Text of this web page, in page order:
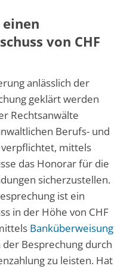
von CHF
anlässlich der
geklärt werden
Rechtsanwälte
Berufs- und
mittels
das Honorar für die
sicherzustellen.
ist ein
in der Höhe von CHF
Banküberweisung
der Besprechung durch
zu leisten. Hat